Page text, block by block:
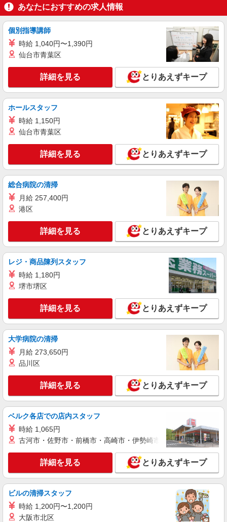
派遣社員
株式会社シエロ
【docomo】人気機種に詳しくなれる携帯販売
時給1350円〜1400円（経験・能力による） ※
残業代支給 ★交通費別途支給（規定あり） ゜
+゜・。○。・゜+゜・。○。・゜+゜ 入社祝い金10
万円支給(規定有) お友達を紹介頂くと, インセンテ
ィブ支給(規定有) ★月2回払い・週払い可能（規程
有）★ ゜・。○。・゜+゜・。○。・゜+゜
鹿児島県鹿児島市のdocomoショップ
キープ 詳細を見る
派遣社員
株式会社シエロ
時給1300円〜 ※残業代支給 ★交通費別途支給
（規定あり） ゜+゜・。○。・゜+゜・。○。・゜
+゜ 入社祝い金10万円支給(規定有) お友達を紹介
頂くと, インセンティブ支給(規定有) ★月2回払
い・週払い可能（規程有）★ ゜・。○。・゜
鹿児島県鹿児島市のdocomoショップ
キープ 詳細を見る
紹介予定派遣
人気機種に詳しくなれる携帯販売
【softbank】
時給1400円〜1450円（経験・能力による） ※
残業代支給 ★交通費別途支給（規定あり） ゜
+゜・。○。・゜+゜・。○。・゜+゜ 入社祝い金10
有）★ ゜・。○。・゜+゜・。○。・゜+゜
鹿児島県鹿児島市の家電量販店
キープ 詳細を見る
紹介予定派遣
株式会社シエロ
人気機種に詳しくなれる携帯販売【docomo】
時給1400円〜1600円（経験・能力による） ※
残業代支給 ★交通費別途支給（規定あり） ゜
+゜・。○。・゜+゜・。○。・゜+゜ 入社祝い金10
万円支給(規定有) お友達を紹介頂くと, インセンテ
ィブ支給(規定有) ★月2回払い・週払い可能（規程
有）★ ゜・。○。・゜+゜・。○。・゜+゜
鹿児島県鹿児島市の家電量販店
キープ 詳細を見る
紹介予定派遣
株式会社シエロ
【楽天モバイル】の店舗スタッフ
月給：245250円〜319150円 ＋賞与年2回＋イ
ンセンティブ ※経験・能力による ※残業代支給
★交通費別途支給（規定あり） ゜+゜・。○。・゜
+゜・。○。・゜+゜ 入社祝い金10万円支給(規定
有) お友達を紹介頂くと, インセンティブ支給(規定
有) ゜・。○。・゜+゜・。○。・゜+゜
鹿児島県鹿児島市の楽天モバイルショップ
詳細を見る
あなたにおすすめの求人情報
個別指導講師
時給 1,040円〜1,390円
仙台市青葉区
詳細を見る とりあえずキープ
ホールスタッフ
時給 1,150円
仙台市青葉区
詳細を見る とりあえずキープ
総合病院の清掃
月給 257,400円
港区
詳細を見る とりあえずキープ
レジ・商品陳列スタッフ
時給 1,180円
堺市堺区
詳細を見る とりあえずキープ
大学病院の清掃
月給 273,650円
品川区
詳細を見る とりあえずキープ
ベルク各店での店内スタッフ
時給 1,065円
古河市・佐野市・前橋市・高崎市・伊勢崎市・太田市・館林市
詳細を見る とりあえずキープ
ビルの清掃スタッフ
時給 1,200円〜1,200円
大阪市北区